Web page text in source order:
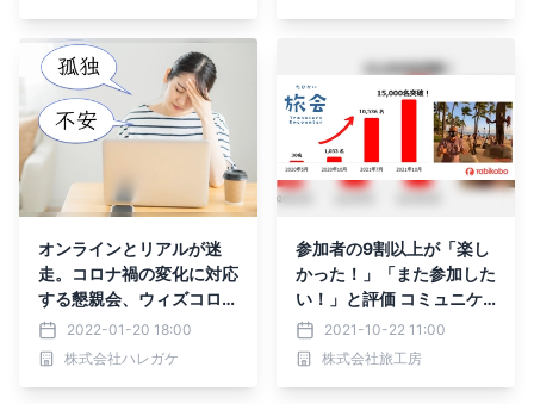
オンラインとリアルが迷
走。コロナ禍の変化に対応
する懇親会、ウィズコロ
ナ・アフターコロナを見据
えた社内イベント
2022-01-20 18:00
株式会社ハレガケ
参加者の9割以上が「楽し
かった！」「また参加した
い！」と評価 コミュニケ
ーション重視のオンライン
ツアー “オンライン旅
会”の延べ申込者数が15,0
2021-10-22 11:00
株式会社旅工房